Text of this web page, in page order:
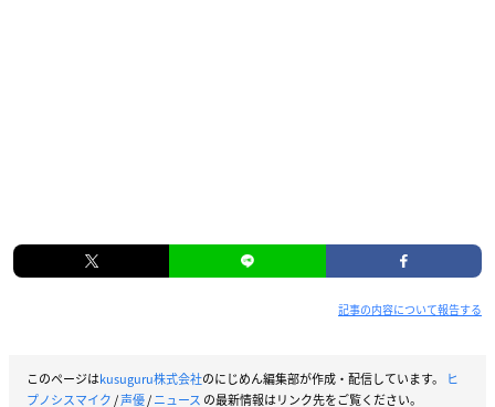
記事の内容について報告する
このページはkusuguru株式会社のにじめん編集部が作成・配信しています。
ヒ
プノシスマイク/声優/ニュース の最新情報はリンク先をご覧ください。